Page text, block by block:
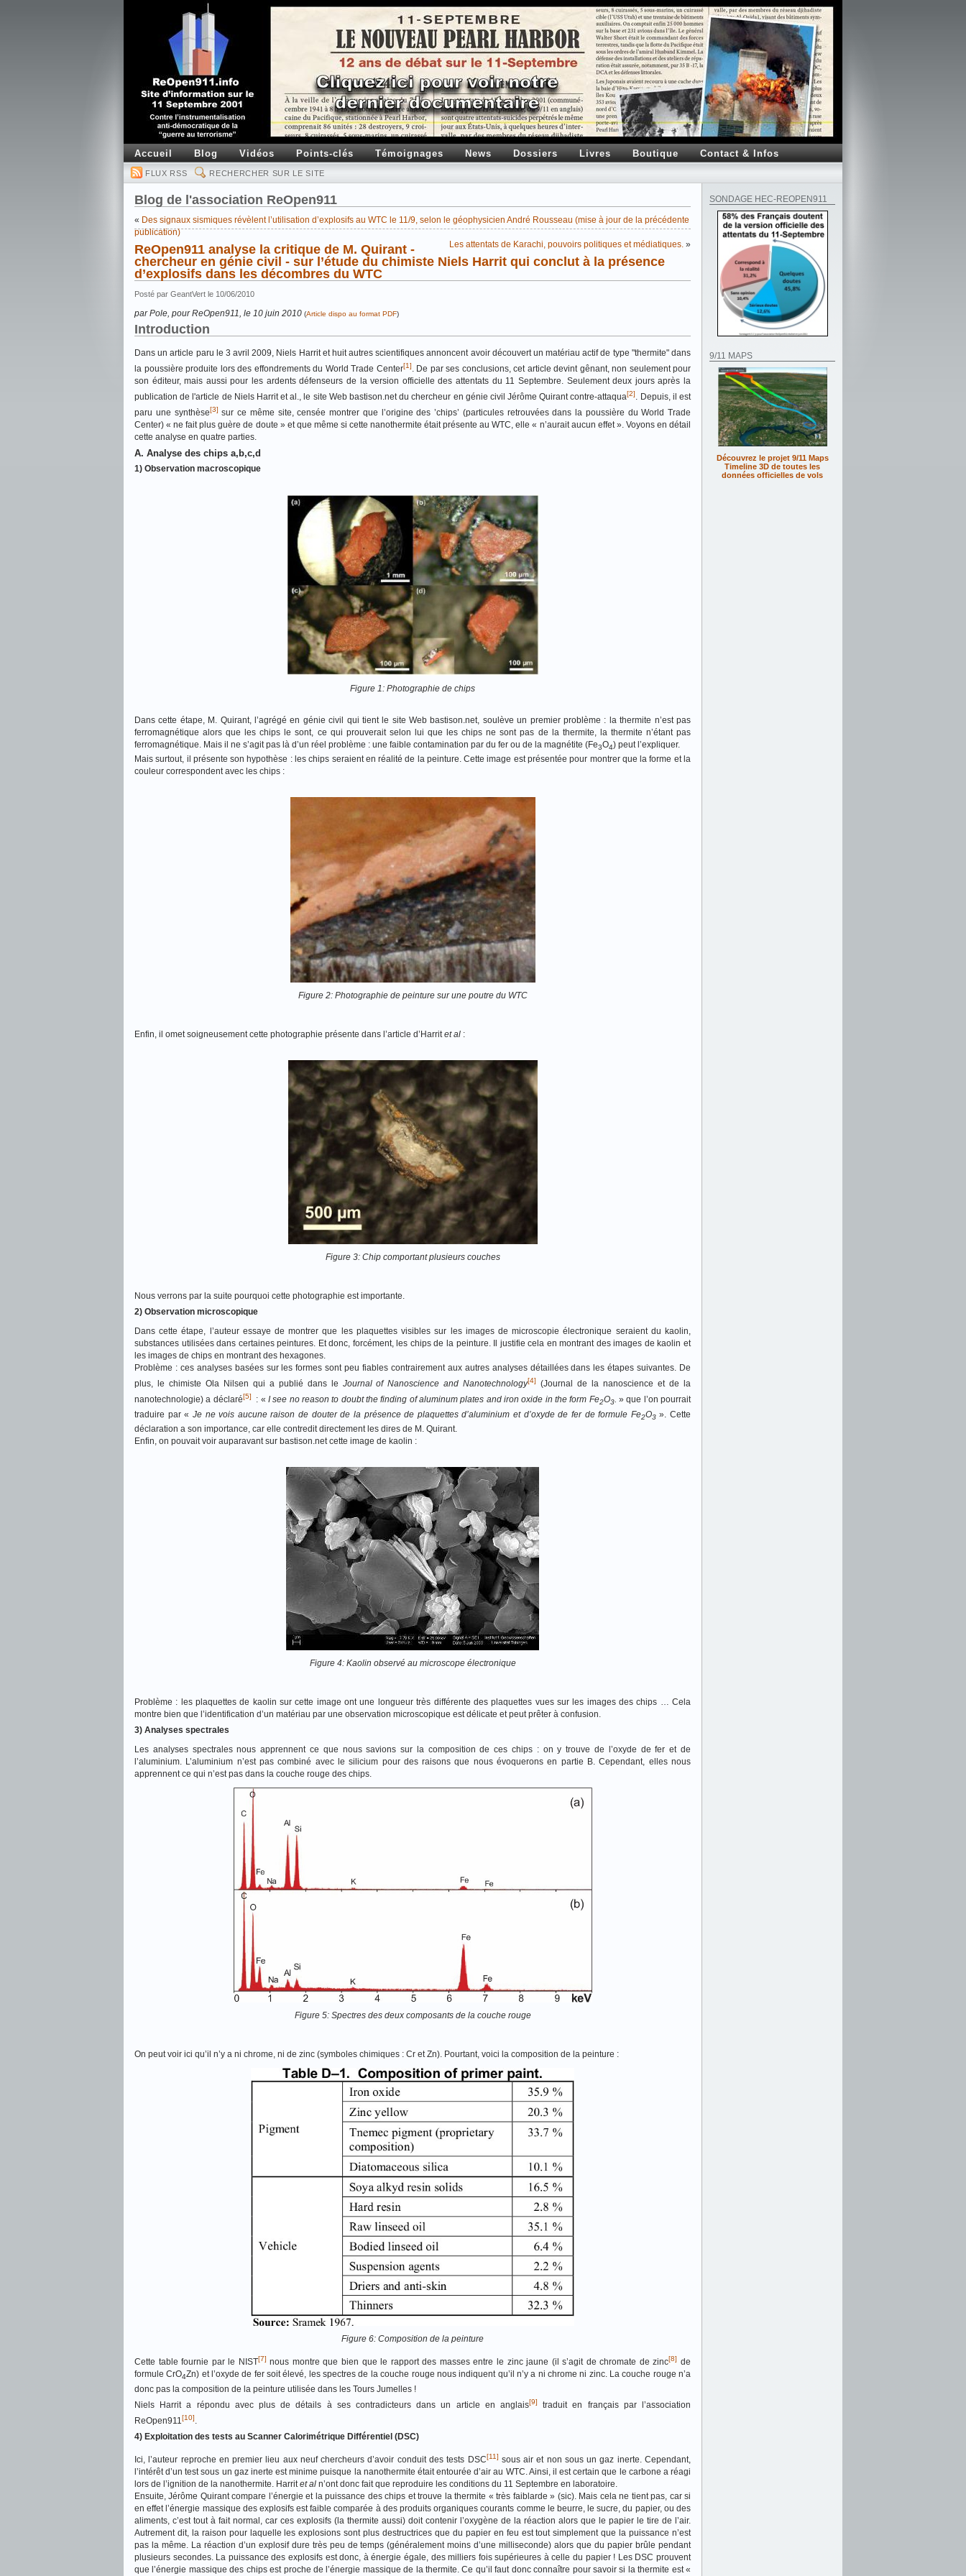
Accueil Blog Vidéos Points-clés Témoignages News Dossiers Livres Boutique Contact & Infos
FLUX RSS RECHERCHER SUR LE SITE
Blog de l'association ReOpen911
« Des signaux sismiques révèlent l’utilisation d’explosifs au WTC le 11/9, selon le géophysicien André Rousseau (mise à jour de la précédente
publication)
Les attentats de Karachi, pouvoirs politiques et médiatiques. »
ReOpen911 analyse la critique de M. Quirant -
chercheur en génie civil - sur l’étude du chimiste Niels Harrit qui conclut à la présence
d’explosifs dans les décombres du WTC
Posté par GeantVert le 10/06/2010
par Pole, pour ReOpen911, le 10 juin 2010 (Article dispo au format PDF)
Introduction
Dans un article paru le 3 avril 2009, Niels Harrit et huit autres scientifiques annoncent avoir découvert un matériau actif de type "thermite" dans
la poussière produite lors des effondrements du World Trade Center[1]. De par ses conclusions, cet article devint gênant, non seulement pour
son éditeur, mais aussi pour les ardents défenseurs de la version officielle des attentats du 11 Septembre. Seulement deux jours après la
publication de l'article de Niels Harrit et al., le site Web bastison.net du chercheur en génie civil Jérôme Quirant contre-attaqua[2]. Depuis, il est
paru une synthèse[3] sur ce même site, censée montrer que l’origine des ’chips’ (particules retrouvées dans la poussière du World Trade
Center) « ne fait plus guère de doute » et que même si cette nanothermite était présente au WTC, elle « n’aurait aucun effet ». Voyons en détail
cette analyse en quatre parties.
A. Analyse des chips a,b,c,d
1) Observation macroscopique
Figure 1: Photographie de chips
Dans cette étape, M. Quirant, l’agrégé en génie civil qui tient le site Web bastison.net, soulève un premier problème : la thermite n’est pas
ferromagnétique alors que les chips le sont, ce qui prouverait selon lui que les chips ne sont pas de la thermite, la thermite n’étant pas
ferromagnétique. Mais il ne s’agit pas là d’un réel problème : une faible contamination par du fer ou de la magnétite (Fe3O4) peut l’expliquer.
Mais surtout, il présente son hypothèse : les chips seraient en réalité de la peinture. Cette image est présentée pour montrer que la forme et la
couleur correspondent avec les chips :
Figure 2: Photographie de peinture sur une poutre du WTC
Enfin, il omet soigneusement cette photographie présente dans l’article d’Harritet al :
Figure 3: Chip comportant plusieurs couches
Nous verrons par la suite pourquoi cette photographie est importante.
2) Observation microscopique
Dans cette étape, l’auteur essaye de montrer que les plaquettes visibles sur les images de microscopie électronique seraient du kaolin,
substances utilisées dans certaines peintures. Et donc, forcément, les chips de la peinture. Il justifie cela en montrant des images de kaolin et
les images de chips en montrant des hexagones.
Problème : ces analyses basées sur les formes sont peu fiables contrairement aux autres analyses détaillées dans les étapes suivantes. De
plus, le chimiste Ola Nilsen qui a publié dans le Journal of Nanoscience and Nanotechnology[4]
(Journal de la nanoscience et de la
nanotechnologie) a déclaré[5] : «I see no reason to doubt the finding of aluminum plates and iron oxide in the form Fe2O3. » que l’on pourrait
traduire par « Je ne vois aucune raison de douter de la présence de plaquettes d’aluminium et d’oxyde de fer de formule Fe2O3 ». Cette
déclaration a son importance, car elle contredit directement les dires de M. Quirant.
Enfin, on pouvait voir auparavant sur bastison.net cette image de kaolin :
Figure 4: Kaolin observé au microscope électronique
Problème : les plaquettes de kaolin sur cette image ont une longueur très différente des plaquettes vues sur les images des chips … Cela
montre bien que l’identification d’un matériau par une observation microscopique est délicate et peut prêter à confusion.
3) Analyses spectrales
Les analyses spectrales nous apprennent ce que nous savions sur la composition de ces chips : on y trouve de l’oxyde de fer et de
l’aluminium. L’aluminium n’est pas combiné avec le silicium pour des raisons que nous évoquerons en partie B. Cependant, elles nous
apprennent ce qui n’est pas dans la couche rouge des chips.
Figure 5: Spectres des deux composants de la couche rouge
On peut voir ici qu’il n’y a ni chrome, ni de zinc (symboles chimiques : Cr et Zn). Pourtant, voici la composition de la peinture :
Figure 6: Composition de la peinture
Cette table fournie par le NIST[7] nous montre que bien que le rapport des masses entre le zinc jaune (il s’agit de chromate de zinc[8] de
formule CrO4Zn) et l’oxyde de fer soit élevé, les spectres de la couche rouge nous indiquent qu’il n’y a ni chrome ni zinc. La couche rouge n’a
donc pas la composition de la peinture utilisée dans les Tours Jumelles !
Niels Harrit a répondu avec plus de détails à ses contradicteurs dans un article en anglais[9]
traduit en français par l’association
ReOpen911 [10]
4) Exploitation des tests au Scanner Calorimétrique Différentiel (DSC)
Ici, l’auteur reproche en premier lieu aux neuf chercheurs d’avoir conduit des tests DSC[11] sous air et non sous un gaz inerte. Cependant,
l’intérêt d’un test sous un gaz inerte est minime puisque la nanothermite était entourée d’air au WTC. Ainsi, il est certain que le carbone a réagi
lors de l’ignition de la nanothermite. Harrit et al n’ont donc fait que reproduire les conditions du 11 Septembre en laboratoire.
Ensuite, Jérôme Quirant compare l’énergie et la puissance des chips et trouve la thermite « très faiblarde » (sic). Mais cela ne tient pas, car si
en effet l’énergie massique des explosifs est faible comparée à des produits organiques courants comme le beurre, le sucre, du papier, ou des
aliments, c’est tout à fait normal, car ces explosifs (la thermite aussi) doit contenir l’oxygène de la réaction alors que le papier le tire de l’air.
Autrement dit, la raison pour laquelle les explosions sont plus destructrices que du papier en feu est tout simplement que la puissance n’est
pas la même. La réaction d’un explosif dure très peu de temps (généralement moins d’une milliseconde) alors que du papier brûle pendant
plusieurs secondes. La puissance des explosifs est donc, à énergie égale, des milliers fois supérieures à celle du papier ! Les DSC prouvent
que l’énergie massique des chips est proche de l’énergie massique de la thermite. Ce qu’il faut donc connaître pour savoir si la thermite est «
SONDAGE HEC-REOPEN911
9/11 MAPS
Découvrez le projet 9/11 Maps
Timeline 3D de toutes les
données officielles de vols